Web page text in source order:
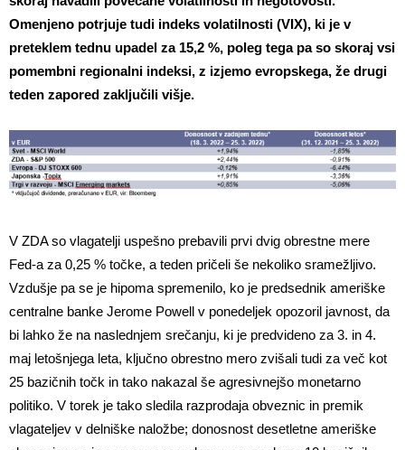
Omenjeno potrjuje tudi indeks volatilnosti (VIX), ki je v
preteklem tednu upadel za 15,2 %, poleg tega pa so skoraj vsi
pomembni regionalni indeksi, z izjemo evropskega, že drugi
teden zapored zaključili višje.
V ZDA so vlagatelji uspešno prebavili prvi dvig obrestne mere
Fed-a za 0,25 % točke, a teden pričeli še nekoliko sramežljivo.
Vzdušje pa se je hipoma spremenilo, ko je predsednik ameriške
centralne banke Jerome Powell v ponedeljek opozoril javnost, da
bi lahko že na naslednjem srečanju, ki je predvideno za 3. in 4.
maj letošnjega leta, ključno obrestno mero zvišali tudi za več kot
25 bazičnih točk in tako nakazal še agresivnejšo monetarno
politiko. V torek je tako sledila razprodaja obveznic in premik
vlagateljev v delniške naložbe; donosnost desetletne ameriške